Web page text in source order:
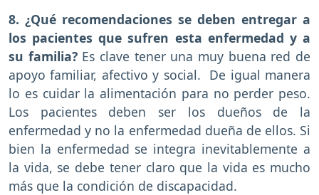
8. ¿Qué recomendaciones se deben entregar a
los pacientes que sufren esta enfermedad y a
su familia?Es clave tener una muy buena red de
apoyo familiar, afectivo y social. De igual manera
lo es cuidar la alimentación para no perder peso.
Los pacientes deben ser los dueños de la
enfermedad y no la enfermedad dueña de ellos. Si
bien la enfermedad se integra inevitablemente a
la vida, se debe tener claro que la vida es mucho
más que la condición de discapacidad.